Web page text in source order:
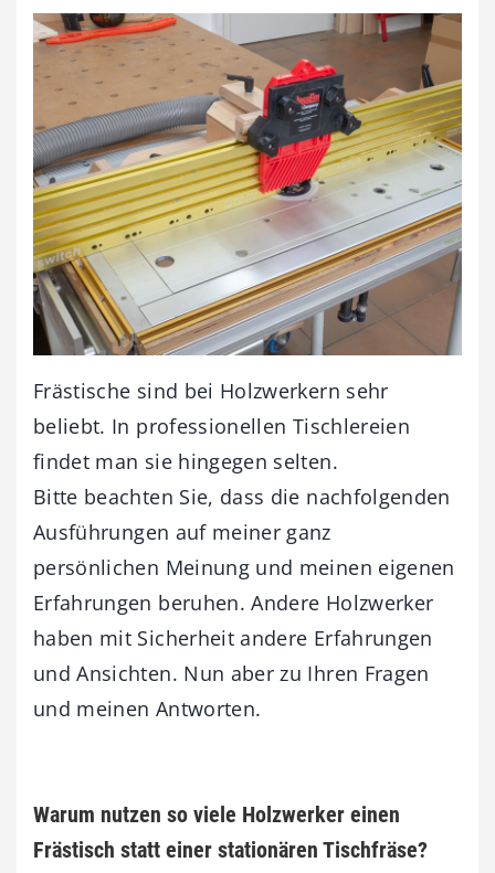
Frästische sind bei Holzwerkern sehr
beliebt. In professionellen Tischlereien
findet man sie hingegen selten.
Bitte beachten Sie, dass die nachfolgenden
Ausführungen auf meiner ganz
persönlichen Meinung und meinen eigenen
Erfahrungen beruhen. Andere Holzwerker
haben mit Sicherheit andere Erfahrungen
und Ansichten. Nun aber zu Ihren Fragen
und meinen Antworten.
Warum nutzen so viele Holzwerker einen
Frästisch statt einer stationären Tischfräse?